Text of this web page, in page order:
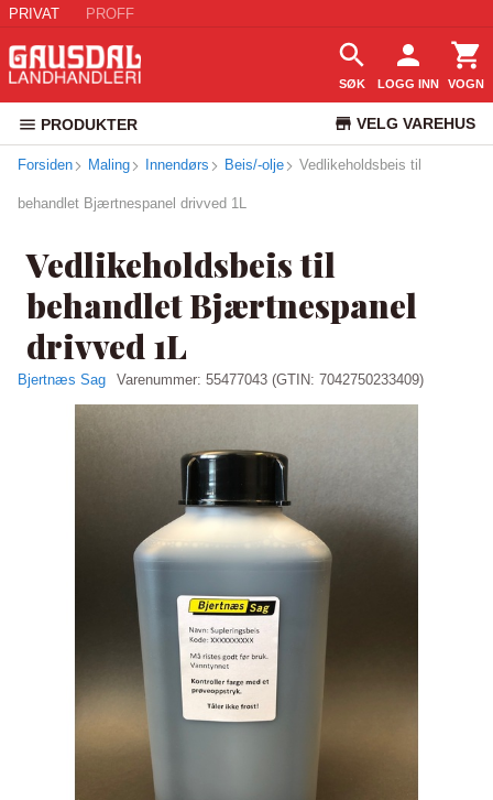
PRIVAT PROFF
SØK LOGG INN VOGN
PRODUKTER VELG VAREHUS
KUNDESERVICE
Forsiden Maling Innendørs Beis/-olje Vedlikeholdsbeis til
behandlet Bjærtnespanel drivved 1L
Vedlikeholdsbeis til
behandlet Bjærtnespanel
drivved 1L
Bjertnæs Sag Varenummer: 55477043 (GTIN: 7042750233409)